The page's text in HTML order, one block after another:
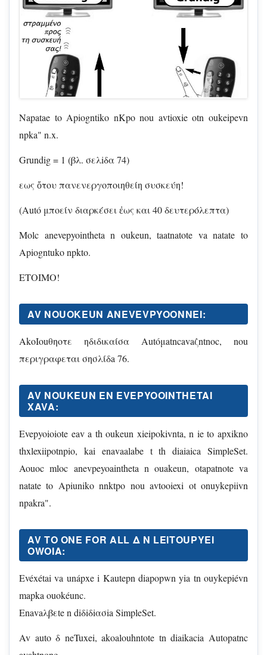
Napatae to Apiogntiko nKpo nou avtioxie otn oukeipevn
npka" n.x.
Grundig = 1 (βλ. σελiδα 74)
εως ὄτου πανενεργοποιηθείη συσκεύη!
(Autó μπoείν διαρκέσει ἐως και 40 δευτερόλεπτα)
Molc anevepyointheta n oukeun, taatnatote va natate to
Apiogntuko npkto.
ETOIMO!
AV NOUOKEUN ANEVEVPYOONNEI:
AkoIouθηοτε ηδιδικαίσα Αutóμatncavaζntnoc, nou
περιγραφεται σησλίδa 76.
AV NOUKEUN EN EVEPYOOINTHETAI
XAVA:
Evepyoioiote eav a th oukeun xieipokivnta, n ie to apxikno
thxlexiipotnpio, kai enavaalabe t th diaiaica SimpleSet.
Aouoc mloc anevpeyoaintheta n ouakeun, otapatnote va
natate to Apiuniko nnktpo nou avtooiexi ot onuykepiivn
npakra".
AV TO ONE FOR ALL Δ Ν LEITOUPYEI
OWOIA:
Evéxétai va unápxe i Kautepn diapopwn yia tn ouykepiévn
mapka ouokéunc.
Enavaλβεte n diδiδiασia SimpleSet.
Av auto δ neTuxei, akoalouhntote tn diaikacia Autopatnc